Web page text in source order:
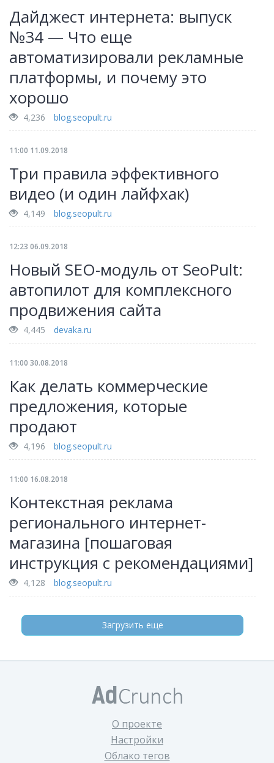
Дайджест интернета: выпуск
№34 — Что еще
автоматизировали рекламные
платформы, и почему это
хорошо
4,236 blog.seopult.ru
11:00 11.09.2018
Три правила эффективного
видео (и один лайфхак)
4,149 blog.seopult.ru
12:23 06.09.2018
Новый SEO-модуль от SeoPult:
автопилот для комплексного
продвижения сайта
4,445 devaka.ru
11:00 30.08.2018
Как делать коммерческие
предложения, которые
продают
4,196 blog.seopult.ru
11:00 16.08.2018
Контекстная реклама
регионального интернет-
магазина [пошаговая
инструкция с рекомендациями]
4,128 blog.seopult.ru
Загрузить еще
О проекте
Настройки
Облако тегов